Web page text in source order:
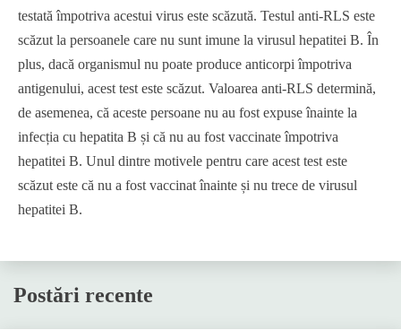
testată împotriva acestui virus este scăzută. Testul anti-RLS este
scăzut la persoanele care nu sunt imune la virusul hepatitei B. În
plus, dacă organismul nu poate produce anticorpi împotriva
antigenului, acest test este scăzut. Valoarea anti-RLS determină,
de asemenea, că aceste persoane nu au fost expuse înainte la
infecția cu hepatita B și că nu au fost vaccinate împotriva
hepatitei B. Unul dintre motivele pentru care acest test este
scăzut este că nu a fost vaccinat înainte și nu trece de virusul
hepatitei B.
Postări recente